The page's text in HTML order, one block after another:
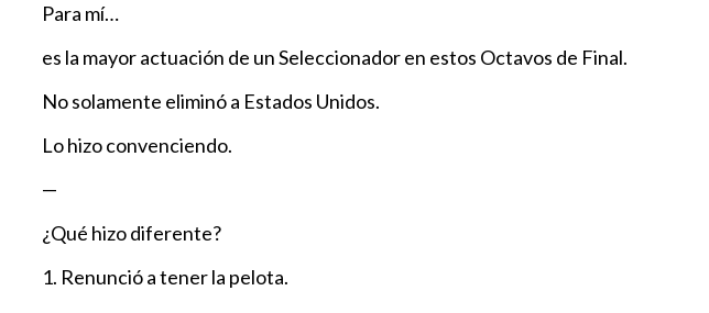
Para mí…
es la mayor actuación de un Seleccionador en estos Octavos de Final.
No solamente eliminó a Estados Unidos.
Lo hizo convenciendo.
—
¿Qué hizo diferente?
1. Renunció a tener la pelota.